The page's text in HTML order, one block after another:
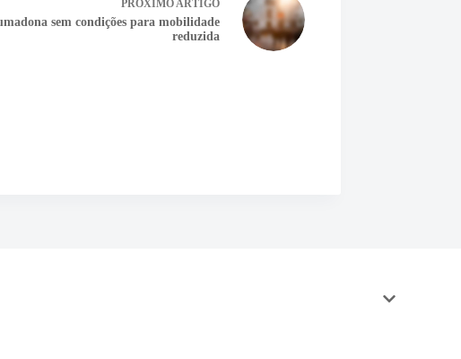
PRÓXIMOARTIGO
sem condições para mobilidade
reduzida